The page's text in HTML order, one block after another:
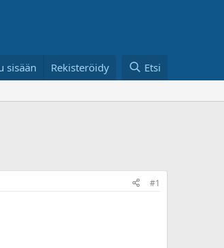
sisään Rekisteröidy Etsi
#1